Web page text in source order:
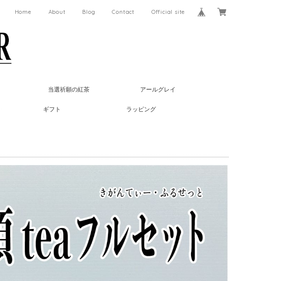
Home About Blog Contact Official site
当選祈願の紅茶 アールグレイ
ギフト ラッピング